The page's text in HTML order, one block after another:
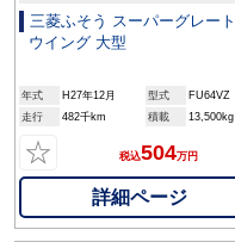
三菱ふそう スーパーグレート
ウイング 大型
年式 H27年12月 型式
FU64VZ
走行
482千km 積載 13,500kg
☆ 税込504万円
詳細ページ